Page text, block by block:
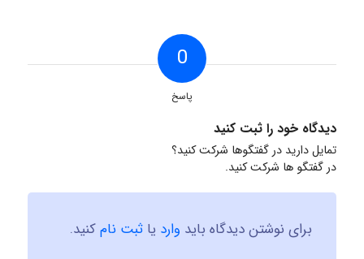
0
پاسخ
دیدگاه خود را ثبت کنید
تمایل دارید در گفتگوها شرکت کنید؟
در گفتگو ها شرکت کنید.
برای نوشتن دیدگاه باید وارد یا ثبت نامکنید.